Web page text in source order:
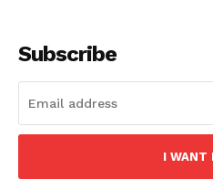
Subscribe
I WANT